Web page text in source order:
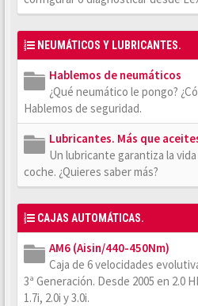
NEUMÁTICOS Y LUBRICANTES.
Hablemos de neumáticos
¿Qué neumático le pongo?
Hablemos de seguridad.
Lubricantes. Más que
Un lubricante garantiza la
coche. ¿Quieres saber más?
CAJAS AUTOMÁTICAS.
AM6 (Aisin/440-450Nm)
Caja de 6 velocidades
3ª Generación. Desde 2005 en 2.0
1.7i, 2.0i y 3.0i.